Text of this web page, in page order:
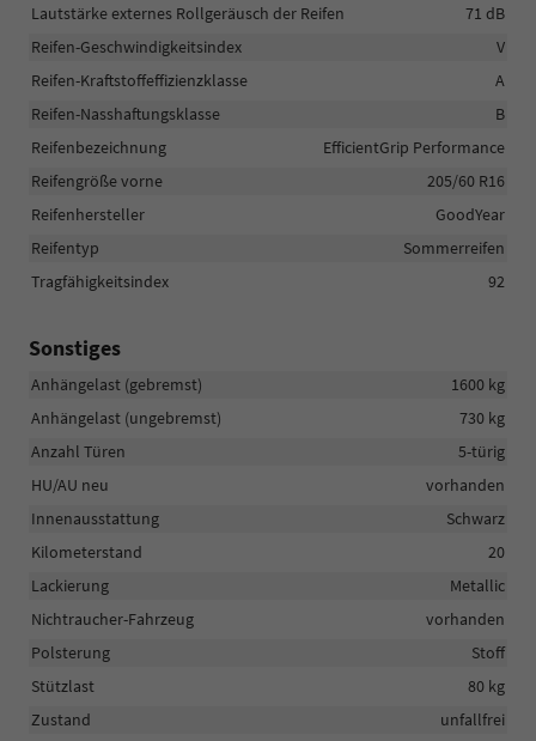
Lautstärke externes Rollgeräusch der Reifen
71 dB
Reifen-Geschwindigkeitsindex
V
Reifen-Kraftstoffeffizienzklasse
A
Reifen-Nasshaftungsklasse
B
Reifenbezeichnung
EfficientGrip Performance
Reifengröße vorne
205/60 R16
Reifenhersteller
GoodYear
Reifentyp
Sommerreifen
Tragfähigkeitsindex
92
Sonstiges
Anhängelast (gebremst)
1600 kg
Anhängelast (ungebremst)
730 kg
Anzahl Türen
5-türig
HU/AU neu
vorhanden
Innenausstattung
Schwarz
Kilometerstand
20
Lackierung
Metallic
Nichtraucher-Fahrzeug
vorhanden
Polsterung
Stoff
Stützlast
80 kg
Zustand
unfallfrei